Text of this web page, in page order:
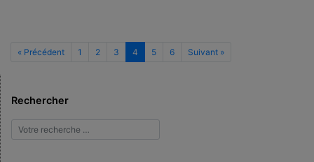
« Précédent 1 2 3 4 5 6 Suivant »
Rechercher